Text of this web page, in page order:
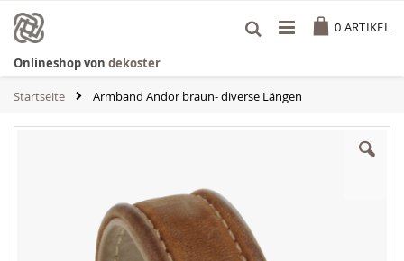
Inhalt
springen
0 ARTIKEL
Onlineshop von dekoster
Startseite Armband Andor braun- diverse Längen